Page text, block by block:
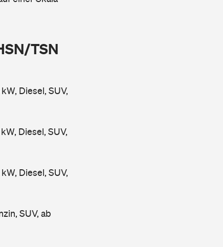
TSN
Diesel, SUV,
Diesel, SUV,
Diesel, SUV,
SUV, ab